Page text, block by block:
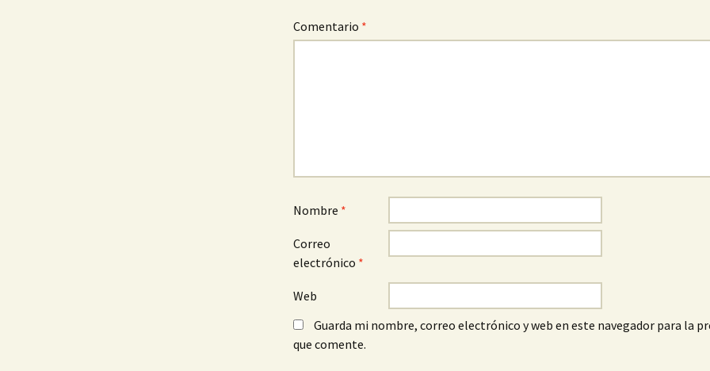
Comentario *
Nombre *
Correo
electrónico *
Web
Guarda mi nombre, correo electrónico y web en este navegador para la
que comente.